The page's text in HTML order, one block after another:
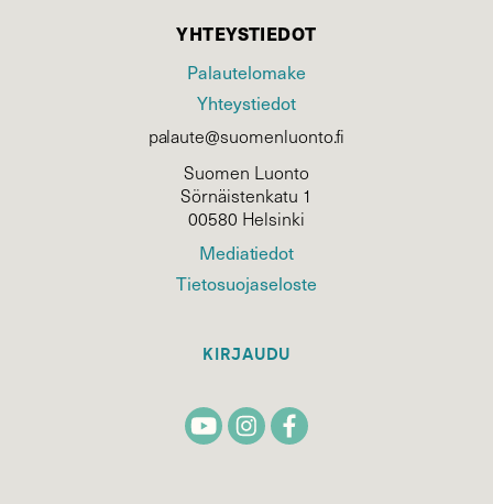
YHTEYSTIEDOT
Palautelomake
Yhteystiedot
palaute@suomenluonto.fi
Suomen Luonto
Sörnäistenkatu 1
00580 Helsinki
Mediatiedot
Tietosuojaseloste
KIRJAUDU